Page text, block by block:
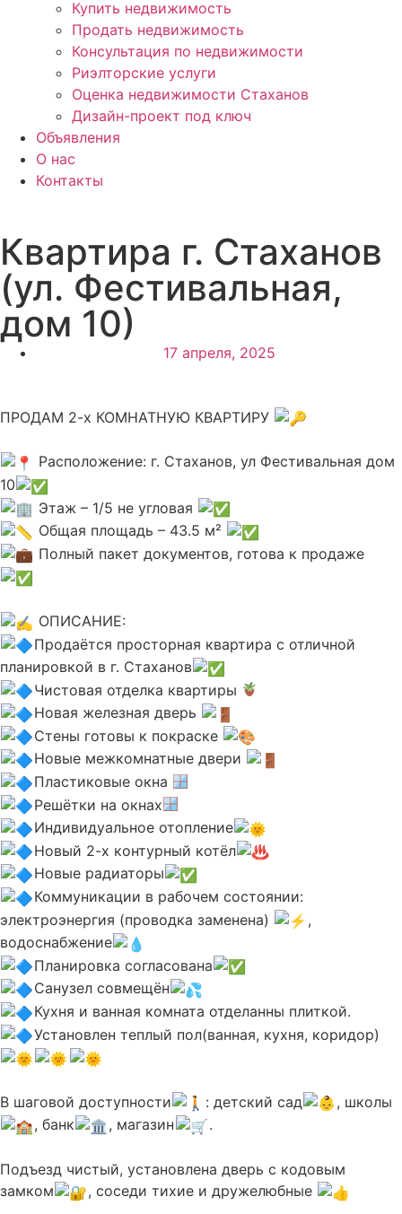
Купить недвижимость
Продать недвижимость
Консультация по недвижимости
Риэлторские услуги
Оценка недвижимости Стаханов
Дизайн-проект под ключ
Объявления
О нас
Контакты
Квартира г. Стаханов
(ул. Фестивальная,
дом 10)
17 апреля, 2025
ПРОДАМ 2-х КОМНАТНУЮ КВАРТИРУ
Расположение: г. Стаханов, ул Фестивальная дом
10
Этаж – 1/5 не угловая
Общая площадь – 43.5 м²
Полный пакет документов, готова к продаже
ОПИСАНИЕ:
Продаётся просторная квартира с отличной
планировкой в г. Стаханов
Чистовая отделка квартиры
Новая железная дверь
Стены готовы к покраске
Новые межкомнатные двери
Пластиковые окна
Решётки на окнах
Индивидуальное отопление
Новый 2-х контурный котёл
Новые радиаторы
Коммуникации в рабочем состоянии:
электроэнергия (проводка заменена)
,
водоснабжение
Планировка согласована
Санузел совмещён
Кухня и ванная комната отделанны плиткой.
Установлен теплый пол(ванная, кухня, коридор)
В шаговой доступности : детский сад
, школы
, банк
, магазин .
Подъезд чистый, установлена дверь с кодовым
замком
, соседи тихие и дружелюбные